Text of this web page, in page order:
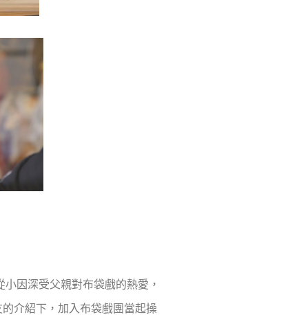
因深受父親對布袋戲的熱愛，
介紹下，加入布袋戲團當起操